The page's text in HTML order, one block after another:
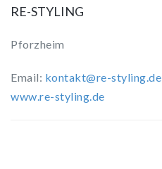
RE-STYLING
Pforzheim
Email: kontakt@re-styling.de
www.re-styling.de